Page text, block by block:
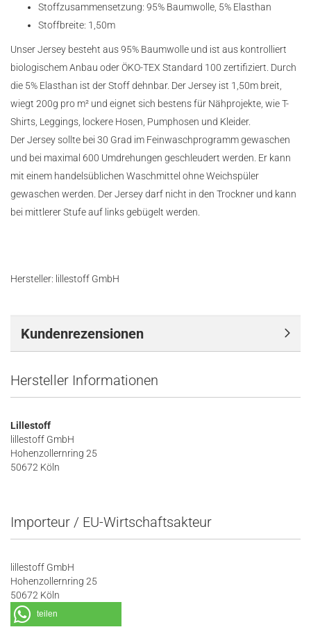
Stoffzusammensetzung: 95% Baumwolle, 5% Elasthan
Stoffbreite: 1,50m
Unser Jersey besteht aus 95% Baumwolle und ist aus kontrolliert
biologischem Anbau oder ÖKO-TEX Standard 100 zertifiziert. Durch
die 5% Elasthan ist der Stoff dehnbar. Der Jersey ist 1,50m breit,
wiegt 200g pro m² und eignet sich bestens für Nähprojekte, wie T-
Shirts, Leggings, lockere Hosen, Pumphosen und Kleider.
Der Jersey sollte bei 30 Grad im Feinwaschprogramm gewaschen
und bei maximal 600 Umdrehungen geschleudert werden. Er kann
mit einem handelsüblichen Waschmittel ohne Weichspüler
gewaschen werden. Der Jersey darf nicht in den Trockner und kann
bei mittlerer Stufe auf links gebügelt werden.
Hersteller: lillestoff GmbH
Kundenrezensionen
Hersteller Informationen
Lillestoff
lillestoff GmbH
Hohenzollernring 25
50672 Köln
Importeur / EU-Wirtschaftsakteur
lillestoff GmbH
Hohenzollernring 25
50672 Köln
teilen